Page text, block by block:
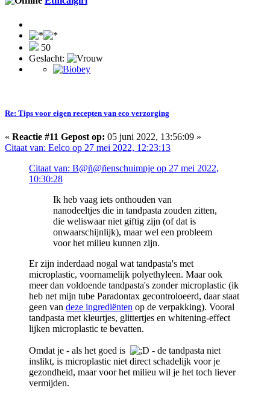
50
Geslacht:
Re: Tips voor eigen recepten van eco verzorging
« Reactie #11 Gepost op: 05 juni 2022, 13:56:09 »
Citaat van: Eelco op 27 mei 2022, 12:23:13
Citaat van: B@ñ@ñenschuimpje op 27 mei 2022,
10:30:28
Ik heb vaag iets onthouden van
nanodeeltjes die in tandpasta zouden zitten,
die weliswaar niet giftig zijn (of dat is
onwaarschijnlijk), maar wel een probleem
voor het milieu kunnen zijn.
Er zijn inderdaad nogal wat tandpasta's met
microplastic, voornamelijk polyethyleen. Maar ook
meer dan voldoende tandpasta's zonder microplastic (ik
heb net mijn tube Paradontax gecontroloeerd, daar staat
geen van deze ingrediënten op de verpakking). Vooral
tandpasta met kleurtjes, glittertjes en whitening-effect
lijken microplastic te bevatten.
Omdat je - als het goed is
- de tandpasta niet
inslikt, is microplastic niet direct schadelijk voor je
gezondheid, maar voor het milieu wil je het toch liever
vermijden.